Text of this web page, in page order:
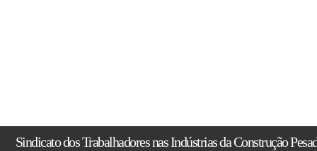
Sindicato dos Trabalhadores nas Indústrias da Construção